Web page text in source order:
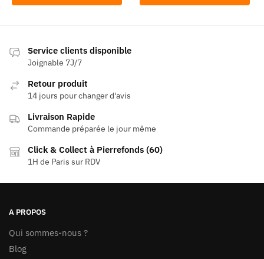
Service clients disponible
Joignable 7J/7
Retour produit
14 jours pour changer d'avis
Livraison Rapide
Commande préparée le jour même
Click & Collect à Pierrefonds (60)
1H de Paris sur RDV
A PROPOS
Qui sommes-nous ?
Blog